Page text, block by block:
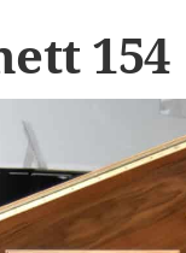
154